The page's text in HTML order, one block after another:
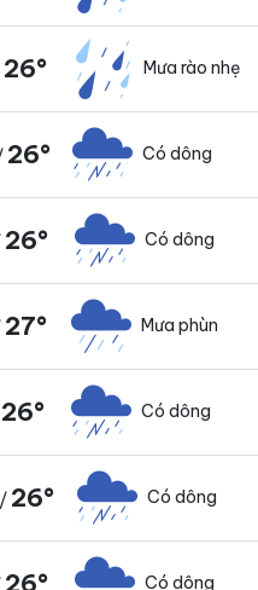
26° Mưa rào nhẹ
26° Có dông
26° Có dông
27° Mưa phùn
26° Có dông
/ 26° Có dông
26° Có dông